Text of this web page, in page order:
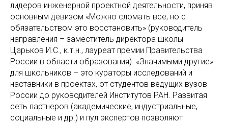
лидеров инженерной проектной деятельности, приняв
основным девизом «Можно сломать все, но с
обязательством это восстановить» (руководитель
направления – заместитель директора школы
Царьков И.С., к.т.н., лауреат премии Правительства
России в области образования). «Значимыми другие»
для школьников – это кураторы исследований и
наставники в проектах, от студентов ведущих вузов
России до руководителей Институтов РАН. Развитая
сеть партнеров (академические, индустриальные,
социальные и др.) и пул экспертов позволяют